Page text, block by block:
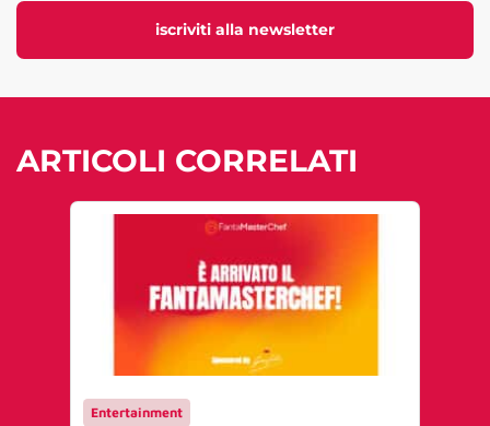
iscriviti alla newsletter
ARTICOLI CORRELATI
Entertainment